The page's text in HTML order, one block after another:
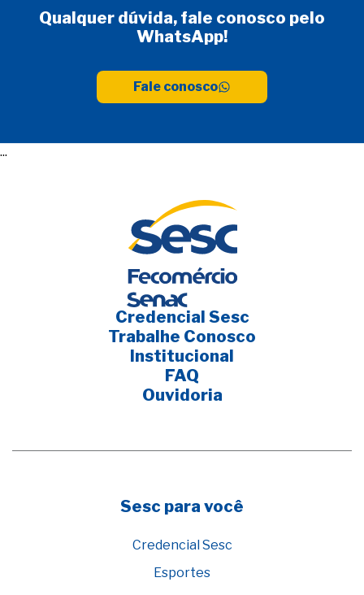
Qualquer dúvida, fale conosco pelo
WhatsApp!
Fale conosco
...
Credencial Sesc
Trabalhe Conosco
Institucional
FAQ
Ouvidoria
Sesc para você
Credencial Sesc
Esportes